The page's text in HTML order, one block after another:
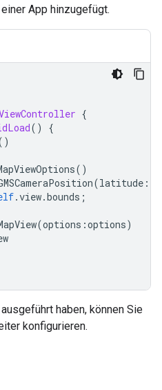
App hinzugefügt.
{
()
{
()
(latitude :
.view.bounds ;
(options :options)
haben, können Sie
konfigurieren.